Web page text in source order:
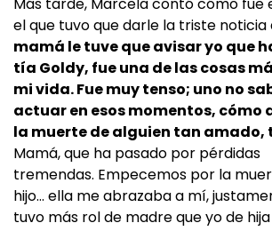
el que tuvo que darle la triste noticia
mamá le tuve que avisar yo que
tía Goldy, fue una de las cosas
mi vida. Fue muy tenso; uno no
actuar en esos momentos, cómo
la muerte de alguien tan amado,
Mamá, que ha pasado por pérdidas
tremendas. Empecemos por la
hijo… ella me abrazaba a mí,
tuvo más rol de madre que yo de